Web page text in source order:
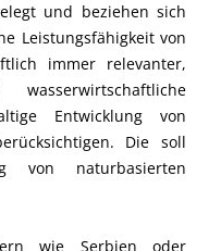
und beziehen sich
Leistungsfähigkeit von
immer relevanter,
Entwicklung von
Die soll
von naturbasierten
wie Serbien oder